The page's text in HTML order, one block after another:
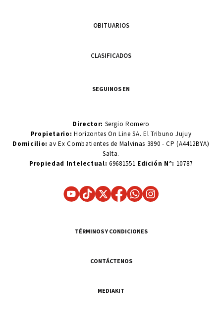
OBITUARIOS
CLASIFICADOS
SEGUINOS EN
Director: Sergio Romero
Propietario:Horizontes On Line SA. El Tribuno Jujuy
Domicilio: av Ex Combatientes de Malvinas 3890 - CP (A4412BYA)
Salta.
Propiedad Intelectual: 69681551 Edición N°: 10787
TÉRMINOS Y CONDICIONES
CONTÁCTENOS
MEDIAKIT